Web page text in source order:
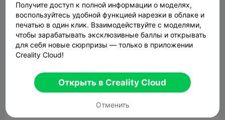
Santa Claus Figurine #1
Связанные 3D модели
Получите доступ к полной информации о моделях,
воспользуйтесь удобной функцией нарезки в облаке и
печатью в один клик. Взаимодействуйте с моделями,
чтобы зарабатывать эксклюзивные баллы и открывать
для себя новые сюрпризы — только в приложении
Creality Cloud!
Открыть в Creality Cloud
Отменить